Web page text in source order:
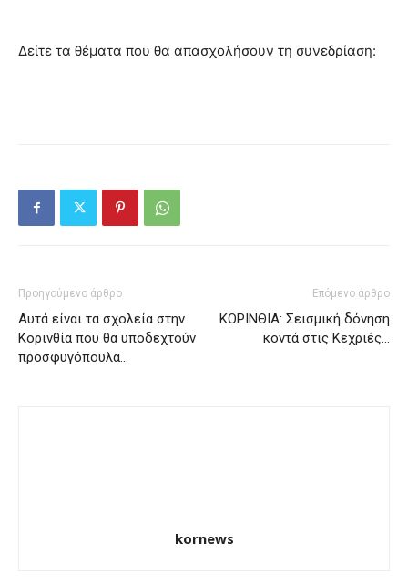
Δείτε τα θέματα που θα απασχολήσουν τη συνεδρίαση:
Προηγούμενο άρθρο
Αυτά είναι τα σχολεία στην
Κορινθία που θα υποδεχτούν
προσφυγόπουλα…
Επόμενο άρθρο
ΚΟΡΙΝΘΙΑ: Σεισμική δόνηση
κοντά στις Κεχριές…
kornews